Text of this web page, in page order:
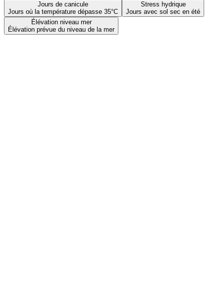
Jours de canicule
Jours où la température dépasse 35°C
Stress hydrique
Jours avec sol sec en été
Élévation niveau mer
Élévation prévue du niveau de la mer